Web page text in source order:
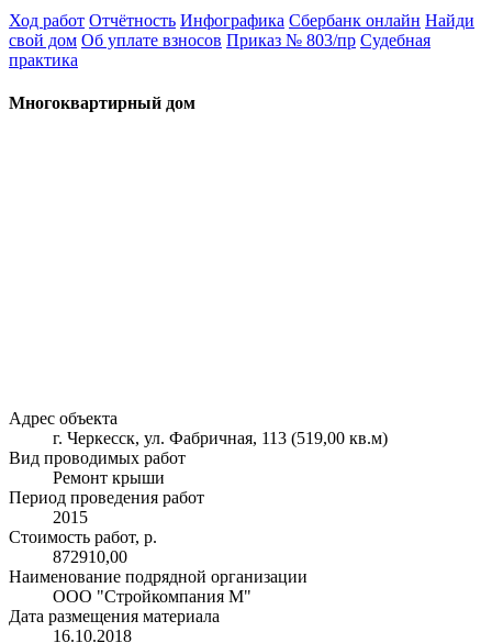
Ход работ Отчётность Инфографика Сбербанк онлайн Найди
свой дом Об уплате взносов Приказ № 803/пр Судебная
практика
Многоквартирный дом
Адрес объекта
г. Черкесск, ул. Фабричная, 113 (519,00 кв.м)
Вид проводимых работ
Ремонт крыши
Период проведения работ
2015
Стоимость работ, р.
872910,00
Наименование подрядной организации
ООО "Стройкомпания М"
Дата размещения материала
16.10.2018